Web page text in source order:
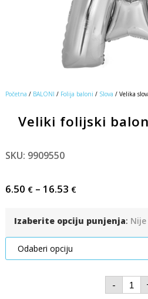
Početna / BALONI / Folija baloni / Slova / Velika
Veliki folijski
SKU: 9909550
6.50 €– 16.53 €
Izaberite opciju punjenja:
-